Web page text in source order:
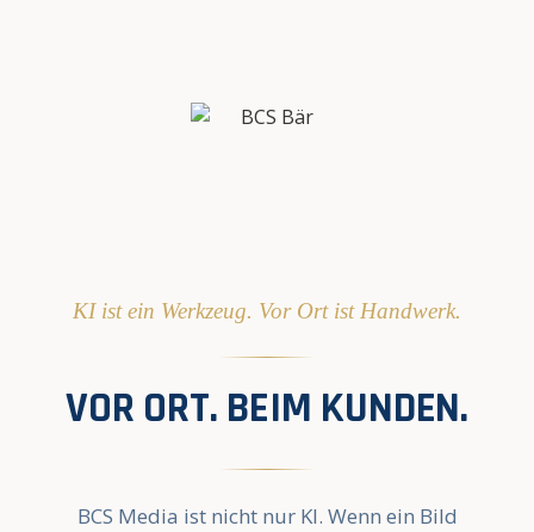
KI ist ein Werkzeug. Vor Ort ist Handwerk.
VOR ORT. BEIM KUNDEN.
BCS Media ist nicht nur KI. Wenn ein Bild